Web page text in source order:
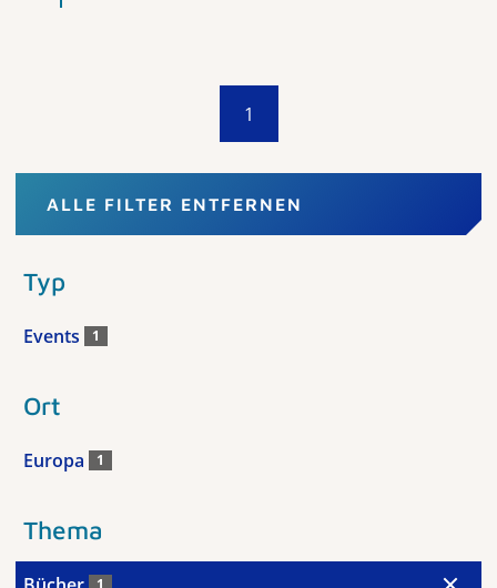
1
ALLE FILTER ENTFERNEN
Typ
Events 1
Ort
Europa 1
Thema